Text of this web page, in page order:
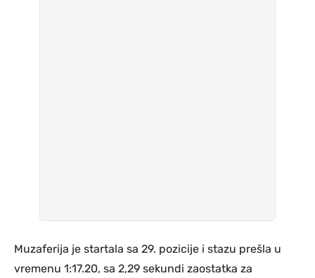
Muzaferija je startala sa 29. pozicije i stazu prešla u
vremenu 1:17.20, sa 2,29 sekundi zaostatka za